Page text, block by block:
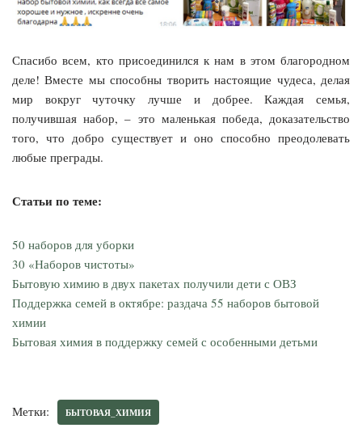
Спасибо всем, кто присоединился к нам в этом благородном
деле! Вместе мы способны творить настоящие чудеса, делая
мир вокруг чуточку лучше и добрее. Каждая семья,
получившая набор, – это маленькая победа, доказательство
того, что добро существует и оно способно преодолевать
любые преграды.
Статьи по теме:
50 наборов для уборки
30 «Наборов чистоты»
Бытовую химию в двух пакетах получили дети с ОВЗ
Поддержка семей в октябре: раздача 55 наборов бытовой
химии
Бытовая химия в поддержку семей с особенными детьми
Метки: БЫТОВАЯ_ХИМИЯ